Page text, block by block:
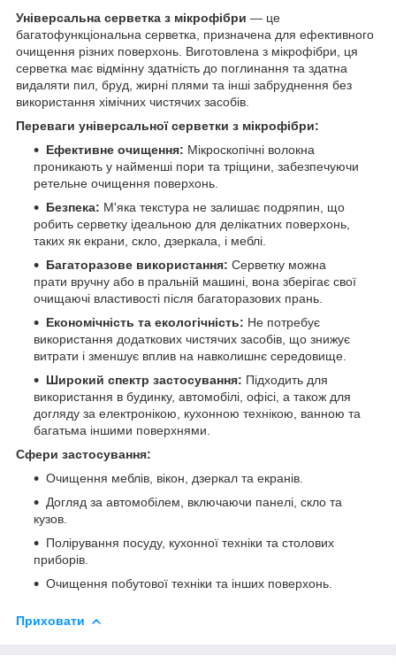
Універсальна серветка з мікрофібри — це
багатофункціональна серветка, призначена для ефективного
очищення різних поверхонь. Виготовлена з мікрофібри, ця
серветка має відмінну здатність до поглинання та здатна
видаляти пил, бруд, жирні плями та інші забруднення без
використання хімічних чистячих засобів.
Переваги універсальної серветки з мікрофібри:
Ефективне очищення: Мікроскопічні волокна
проникають у найменші пори та тріщини, забезпечуючи
ретельне очищення поверхонь.
Безпека: М'яка текстура не залишає подряпин, що
робить серветку ідеальною для делікатних поверхонь,
таких як екрани, скло, дзеркала, і меблі.
Багаторазове використання: Серветку можна
прати вручну або в пральній машині, вона зберігає свої
очищаючі властивості після багаторазових прань.
Економічність та екологічність: Не потребує
використання додаткових чистячих засобів, що знижує
витрати і зменшує вплив на навколишнє середовище.
Широкий спектр застосування: Підходить для
використання в будинку, автомобілі, офісі, а також для
догляду за електронікою, кухонною технікою, ванною та
багатьма іншими поверхнями.
Сфери застосування:
Очищення меблів, вікон, дзеркал та екранів.
Догляд за автомобілем, включаючи панелі, скло та
кузов.
Полірування посуду, кухонної техніки та столових
приборів.
Очищення побутової техніки та інших поверхонь.
Приховати